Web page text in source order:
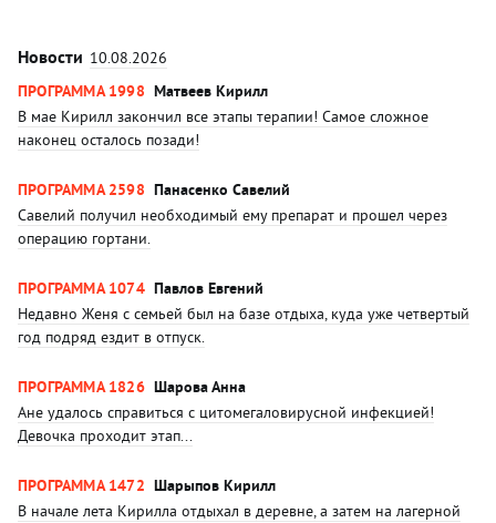
Новости 10.08.2026
ПРОГРАММА 1998 Матвеев Кирилл
В мае Кирилл закончил все этапы терапии! Самое сложное
наконец осталось позади!
ПРОГРАММА 2598 Панасенко Савелий
Савелий получил необходимый ему препарат и прошел через
операцию гортани.
ПРОГРАММА 1074 Павлов Евгений
Недавно Женя с семьей был на базе отдыха, куда уже четвертый
год подряд ездит в отпуск.
ПРОГРАММА 1826 Шарова Анна
Ане удалось справиться с цитомегаловирусной инфекцией!
Девочка проходит этап...
ПРОГРАММА 1472 Шарыпов Кирилл
В начале лета Кирилла отдыхал в деревне, а затем на лагерной